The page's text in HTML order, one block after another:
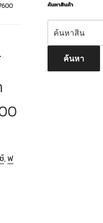
,ฟ
ค้นหาสินค้า
ค้นหา